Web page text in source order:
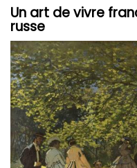
Un art de vivre
russe